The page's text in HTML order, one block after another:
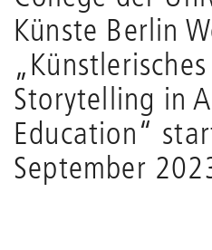
Webseite
Künste Berlin
Storytelling in
Education“
September